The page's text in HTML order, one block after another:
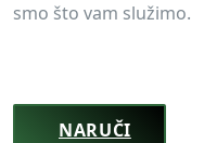
smo što vam služimo.
NARUČI